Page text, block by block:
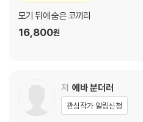
당신에게 ‘삶의 질’이 의미하는 것
당신의 삶에서 정말로 필요한 것
에로틱과 육체적 사랑
모기 뒤에 숨은 코끼리
16,800원
저 에바 분더러
관심작가 알림신청